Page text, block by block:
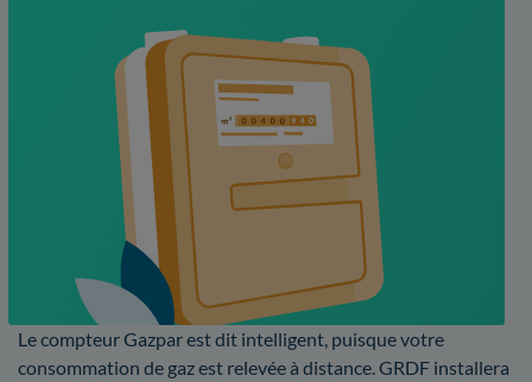
Le compteur Gazpar est dit intelligent, puisque votre
consommation de gaz est relevée à distance. GRDF installera